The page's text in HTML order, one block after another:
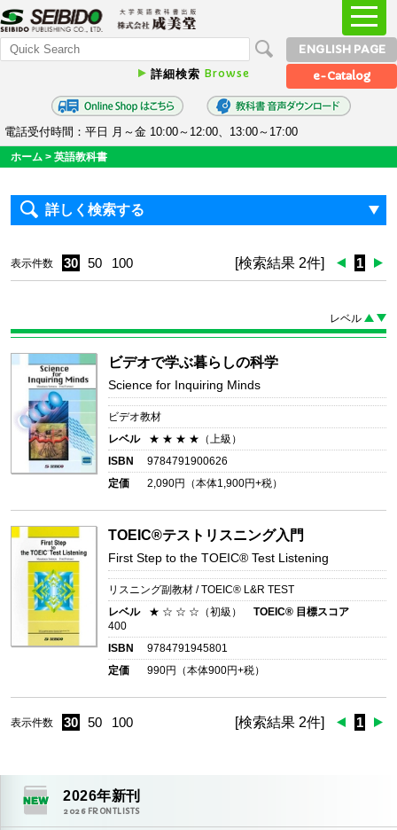
詳細検索 Browse
ENGLISH PAGE
e-Catalog
電話受付時間：平日 月～金 10:00～12:00、13:00～17:00
ホーム > 英語教科書
詳しく検索する
表示件数 30 50 100 [検索結果 2件] 1
レベル
ビデオで学ぶ暮らしの科学
Science for Inquiring Minds
ビデオ教材
レベル
★ ★ ★ ★（上級）
ISBN
9784791900626
定価
2,090円（本体1,900円+税）
TOEIC®テストリスニング入門
First Step to the TOEIC® Test Listening
リスニング副教材 / TOEIC® L&R TEST
レベル
★ ☆ ☆ ☆（初級）
TOEIC® 目標スコア
400
ISBN
9784791945801
定価
990円（本体900円+税）
表示件数 30 50 100 [検索結果 2件] 1
2026年新刊
2026FRONTLISTS